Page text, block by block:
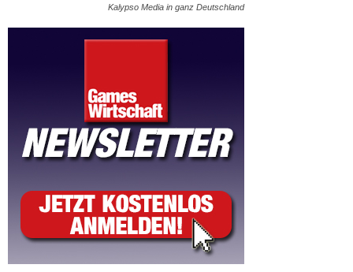
Kalypso Media in ganz Deutschland